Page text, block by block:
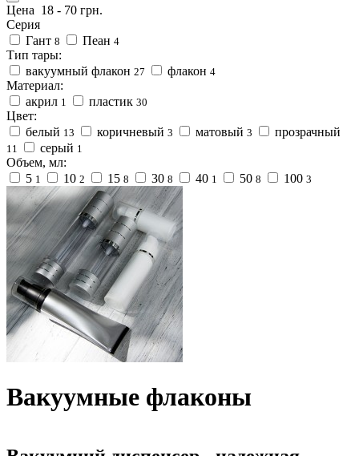
Цена 18 - 70 грн.
Серия
Гант 8 Пеан 4
Тип тары:
вакуумный флакон 27 флакон 4
Материал:
акрил 1 пластик 30
Цвет:
белый 13 коричневый 3 матовый 3 прозрачный
11 серый 1
Объем, мл:
5 1 10 2 15 8 30 8 40 1 50 8 100 3
Вакуумные флаконы